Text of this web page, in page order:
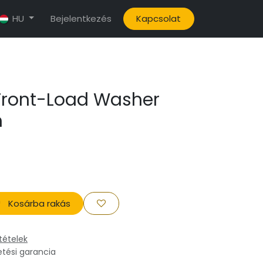
HU Bejelentkezés Kapcsolat
Load Washer
Kosárba rakás
garancia